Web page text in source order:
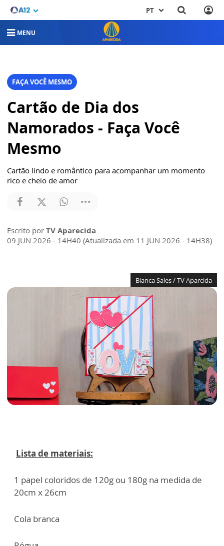
PT
MENU
FAÇA VOCÊ MESMO
Cartão de Dia dos
Namorados - Faça Você
Mesmo
Cartão lindo e romântico para acompanhar um momento
rico e cheio de amor
Escrito por TV Aparecida
09 JUN 2026 - 14H40 (Atualizada em 11 JUN 2026 - 14H38)
Bianca Sales / TV Aparcida
Lista de materiais:
1 papel coloridos de 120g ou 180g na medida de
20cm x 26cm
Cola branca